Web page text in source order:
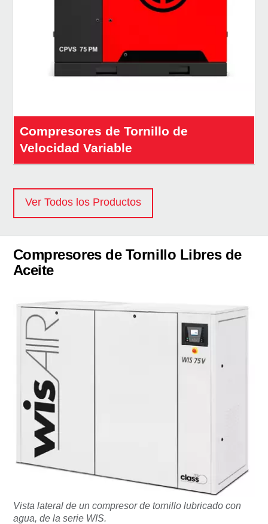
Compresores de Tornillo de
Velocidad Variable
Ver Todos los Productos
Compresores de Tornillo Libres de
Aceite
Vista lateral de un compresor de tornillo lubricado con
agua, de la serie WIS.